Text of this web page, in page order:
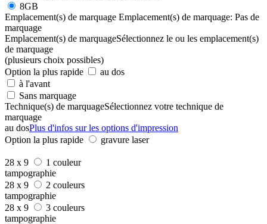
8GB
Emplacement(s) de marquage Emplacement(s) de marquage: Pas de
marquage
Emplacement(s) de marquageSélectionnez le ou les emplacement(s)
de marquage
(plusieurs choix possibles)
Option la plus rapide
au dos
à l'avant
Sans marquage
Technique(s) de marquageSélectionnez votre technique de
marquage
au dosPlus d'infos sur les options d'impression
Option la plus rapide
gravure laser
28 x 9
1 couleur
tampographie
28 x 9
2 couleurs
tampographie
28 x 9
3 couleurs
tampographie